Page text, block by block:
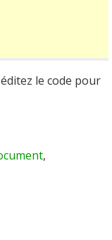
le code pour
,